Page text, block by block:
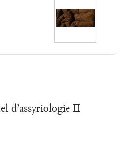
d’assyriologie Ⅱ